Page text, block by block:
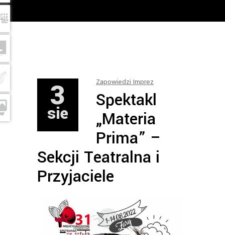
3
sie
Zapowiedzi Imprez
Spektakl
„Materia
Prima” –
Sekcji Teatralna i
Przyjaciele